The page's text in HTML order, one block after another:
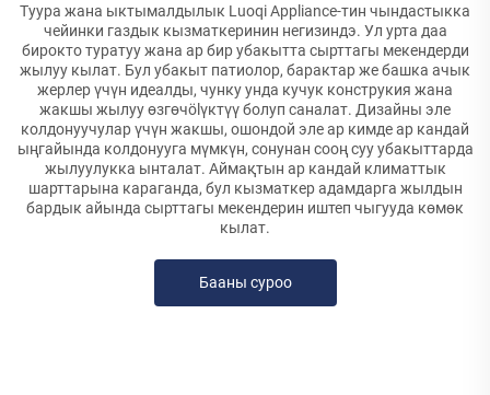
Туура жана ыктымалдылык Luoqi Appliance-тин чындастыкка
чейинки газдык кызматкеринин негизиндэ. Ул урта даа
бирокто туратуу жана ар бир убакытта сырттагы мекендерди
жылуу кылат. Бул убакыт патиолор, барактар же башка ачык
жерлер үчүн идеалды, чунку унда кучук конструкия жана
жакшы жылуу өзгөчölүктүү болуп саналат. Дизайны эле
колдонуучулар үчүн жакшы, ошондой эле ар кимде ар кандай
ыңгайында колдонууга мүмкүн, сонунан сооң суу убакыттарда
жылуулукка ынталат. Аймақтын ар кандай климаттык
шарттарына караганда, бул кызматкер адамдарга жылдын
бардык айында сырттагы мекендерин иштеп чыгууда көмөк
кылат.
Бааны суроо